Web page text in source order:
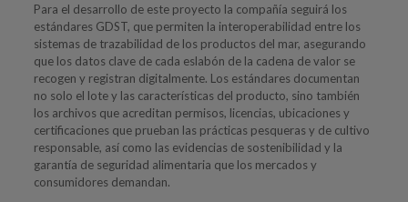
Para el desarrollo de este proyecto la compañía seguirá los
estándares GDST, que permiten la interoperabilidad entre los
sistemas de trazabilidad de los productos del mar, asegurando
que los datos clave de cada eslabón de la cadena de valor se
recogen y registran digitalmente. Los estándares documentan
no solo el lote y las características del producto, sino también
los archivos que acreditan permisos, licencias, ubicaciones y
certificaciones que prueban las prácticas pesqueras y de cultivo
responsable, así como las evidencias de sostenibilidad y la
garantía de seguridad alimentaria que los mercados y
consumidores demandan.